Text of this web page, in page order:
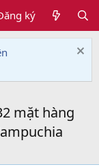
ký
mặt hàng